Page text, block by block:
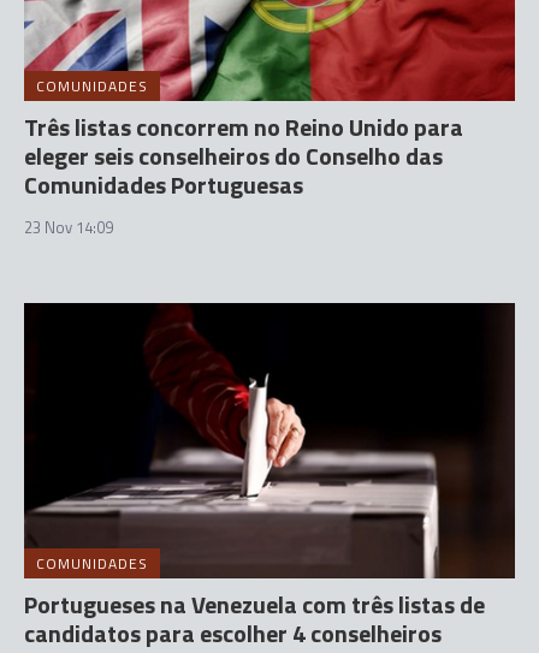
COMUNIDADES
Três listas concorrem no Reino Unido para
eleger seis conselheiros do Conselho das
Comunidades Portuguesas
23 Nov 14:09
COMUNIDADES
Portugueses na Venezuela com três listas de
candidatos para escolher 4 conselheiros